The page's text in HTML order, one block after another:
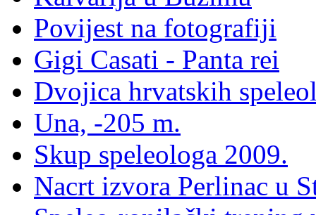
Povijest na fotografiji
Gigi Casati - Panta rei
Dvojica hrvatskih
Una, -205 m.
Skup speleologa 2009.
Nacrt izvora Perlinac u